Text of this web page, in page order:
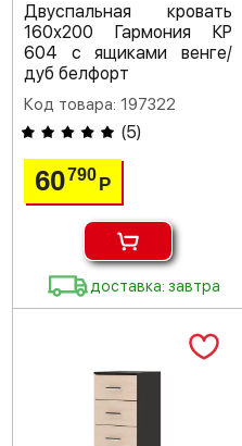
Двуспальная кровать
160х200 Гармония КР
604 с ящиками венге/
дуб белфорт
Код товара: 197322
(5)
60790Р
доставка: завтра